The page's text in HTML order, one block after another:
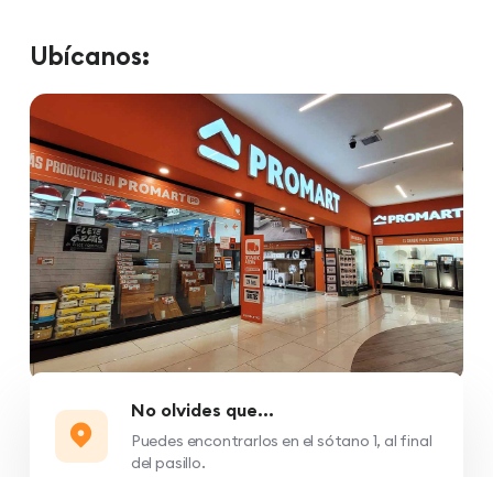
Ubícanos:
No olvides que...
Puedes encontrarlos en el sótano 1, al final
del pasillo.